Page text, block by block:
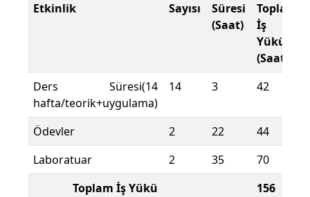
Etkinlik
Sayısı
Süresi
(Saat)
Toplam
İş
Yükü
(Saat)
Ders Süresi(14
hafta/teorik+uygulama)
14 3 42
Ödevler 2 22
44
Laboratuar
2 35
70
Toplam İş Yükü
156